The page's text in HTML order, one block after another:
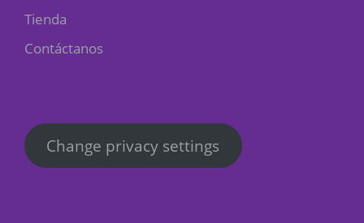
Tienda
Contáctanos
Change privacy settings